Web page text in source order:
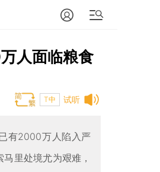
人面临粮食
试听
T中
有2000万人陷入严
里处境尤为艰难，